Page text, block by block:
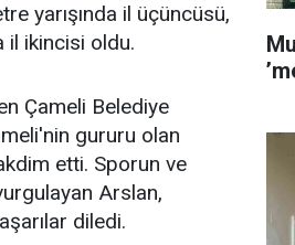
yarışında il üçüncüsü,
il ikincisi oldu.
Çameli Belediye
gururu olan
etti. Sporun ve
Arslan,
diledi.